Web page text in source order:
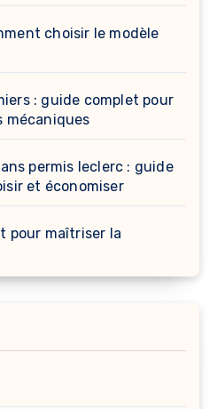
choisir le modèle
: guide complet pour
mécaniques
permis leclerc : guide
et économiser
pour maîtriser la